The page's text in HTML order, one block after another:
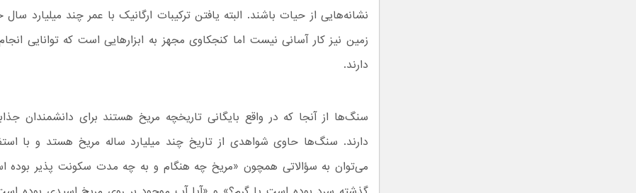
نشانه‌هایی از حیات باشند. البته یافتن ترکیبات ارگانیک با عمر چند میلیارد
زمین نیز کار آسانی نیست اما کنجکاوی مجهز به ابزارهایی است که توانایی
دارند.
سنگ‌ها از آنجا که در واقع بایگانی تاریخچه مریخ هستند برای دانشمندان
دارند. سنگ‌ها حاوی شواهدی از تاریخ چند میلیارد ساله مریخ هستد و با
می‌توان به سؤالاتی همچون «مریخ چه هنگام و به چه مدت سکونت پذیر بوده